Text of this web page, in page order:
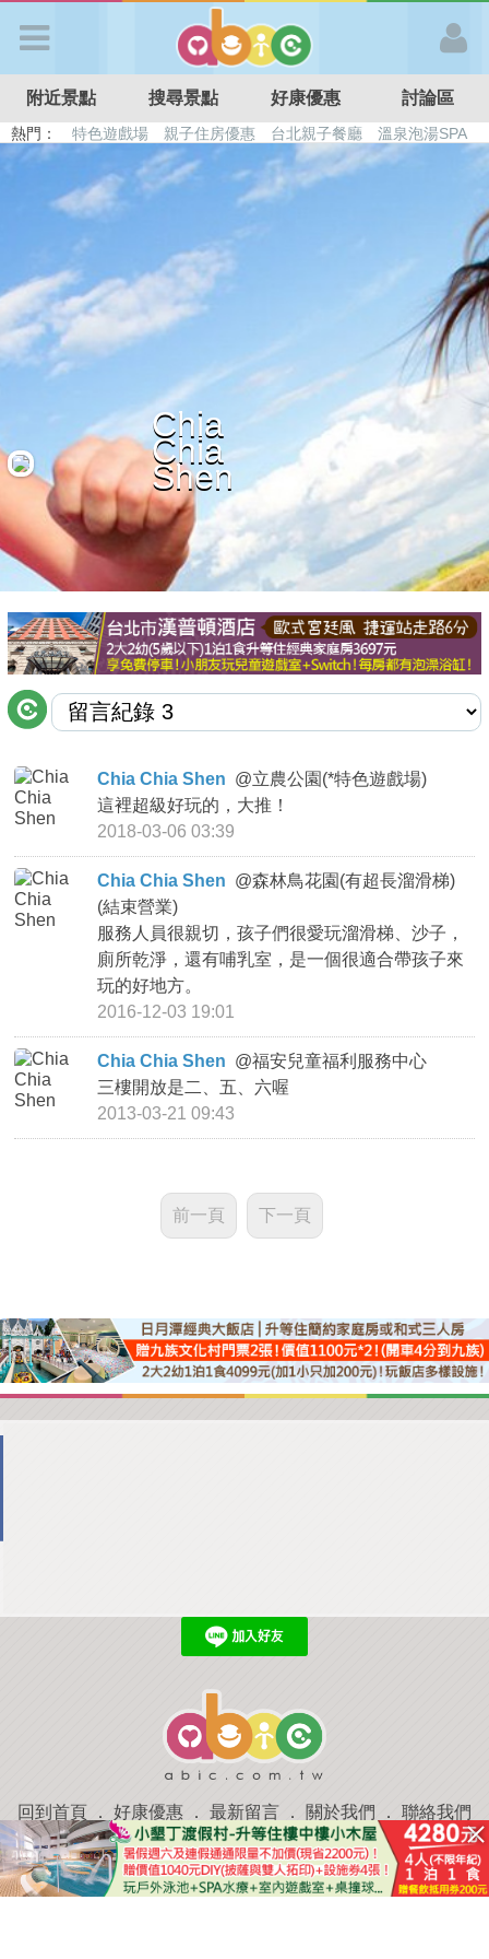
APP登入
首 頁
搜尋景點
好康優惠
最新留言
商家合作
推薦景點
討論區
聯絡我們
APP下載
附近景點 搜尋景點 好康優惠 討論區
熱門： 特色遊戲場 親子住房優惠 台北親子餐廳
溫泉泡湯SPA
溜滑梯民宿
觀光工廠 日本親子景點
Chia
Chia
Shen
Chia Chia Shen @立農公園(*特色遊戲場)
這裡超級好玩的，大推！
2018-03-06 03:39
Chia Chia Shen @森林鳥花園(有超長溜滑梯)
(結束營業)
服務人員很親切，孩子們很愛玩溜滑梯、沙子，
廁所乾淨，還有哺乳室，是一個很適合帶孩子來
玩的好地方。
2016-12-03 19:01
Chia Chia Shen @福安兒童福利服務中心
三樓開放是二、五、六喔
2013-03-21 09:43
前一頁 下一頁
回到首頁 ． 好康優惠 ． 最新留言 ． 關於我們 ． 聯絡我們
部落格微件．商家合作．討論區．推薦景點． APP下載
羿磊資訊 服務條款&隱私權政策